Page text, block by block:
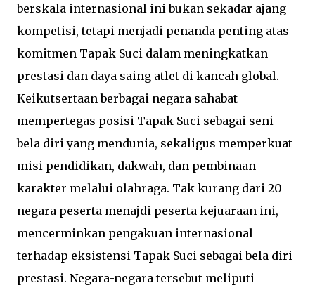
berskala internasional ini bukan sekadar ajang
kompetisi, tetapi menjadi penanda penting atas
komitmen Tapak Suci dalam meningkatkan
prestasi dan daya saing atlet di kancah global.
Keikutsertaan berbagai negara sahabat
mempertegas posisi Tapak Suci sebagai seni
bela diri yang mendunia, sekaligus memperkuat
misi pendidikan, dakwah, dan pembinaan
karakter melalui olahraga. Tak kurang dari 20
negara peserta menajdi peserta kejuaraan ini,
mencerminkan pengakuan internasional
terhadap eksistensi Tapak Suci sebagai bela diri
prestasi. Negara-negara tersebut meliputi